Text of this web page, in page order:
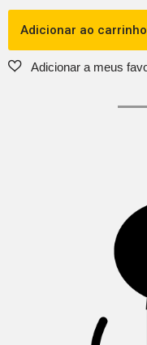
Adicionar ao carrinho